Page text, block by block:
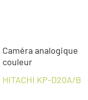
Caméra analogique
couleur
HITACHI KP-D20A/B